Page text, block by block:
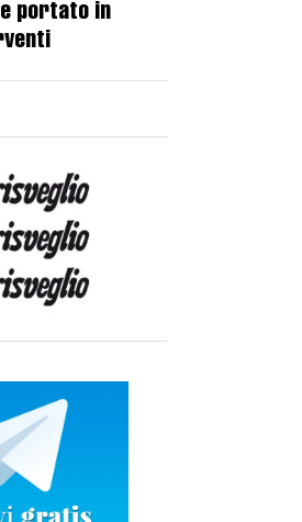
portato in